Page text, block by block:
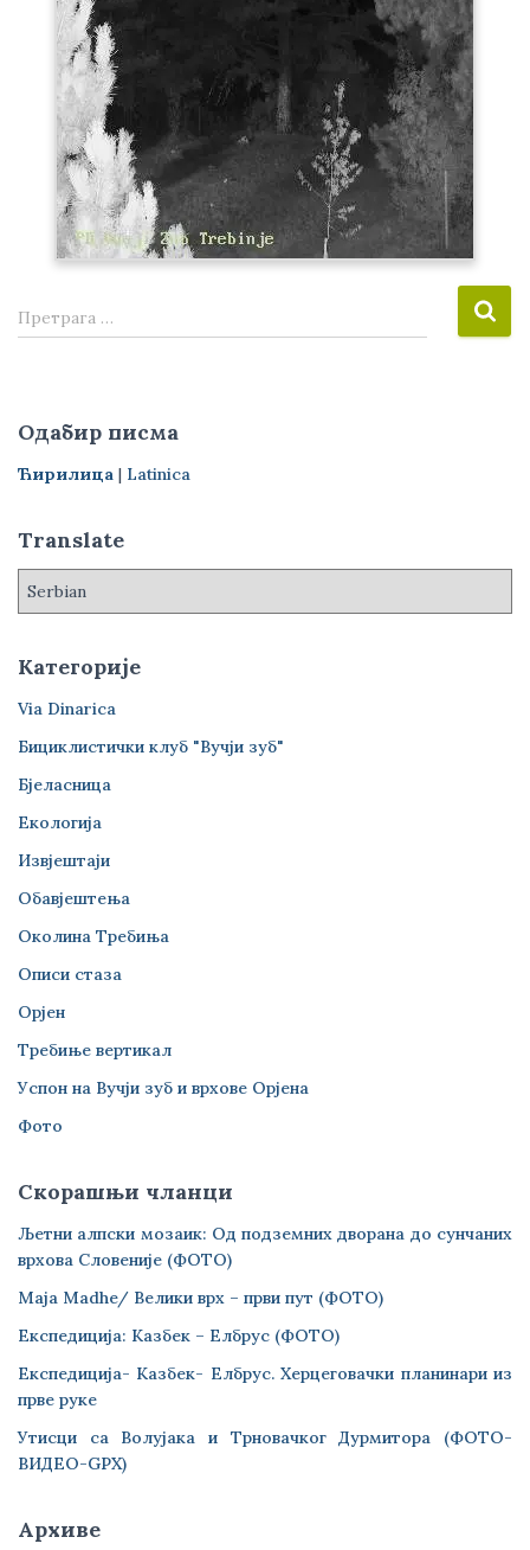
П
р
а
г
а
:
Претрага …
Одабир писма
Ћирилица | Latinica
Translate
Категорије
Via Dinarica
Бициклистички клуб "Вучји зуб"
Бјеласница
Екологија
Извјештаји
Обавјештења
Околина Требиња
Описи стаза
Орјен
Требиње вертикал
Успон на Вучји зуб и врхове Орјена
Фото
Скорашњи чланци
Љетни алпски мозаик: Од подземних дворана до сунчаних
врхова Словеније (ФОТО)
Maja Madhe/ Велики врх – први пут (ФОТО)
Експедиција: Казбек – Елбрус (ФОТО)
Експедиција- Казбек- Елбрус. Херцеговачки планинари из
прве руке
Утисци са Волујака и Трновачког Дурмитора (ФОТО-
ВИДЕО-GPX)
Архиве